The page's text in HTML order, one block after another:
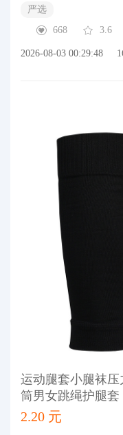
严选
668
3.6
2026-08-03 00:29:48
运动腿套小腿袜
筒男女跳绳护腿套
2.20 元